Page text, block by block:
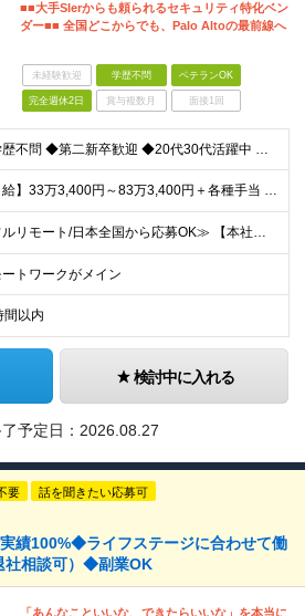
■■大手SIerからも頼られるセキュリティ特化ベン
ダー■■ 全国どこからでも、Palo Altoの最前線へ
未経験歓迎 学歴不問 ベテランOK
完全週休2日 賞与複数月 面接1回
◆学歴不問 ◆第二新卒歓迎 ◆20代30代活躍中 【必須要件】 ・CCNA等のネットワーク基礎知識をお持ちの方 ・IT機器や構築の基礎知識がある方 ＜求める人物像＞ ◇技術寄りの仕事を究めたい方
【月給】33万3,400円～83万3,400円＋各種手当 ※経験・年齢を考慮の上、決定します。 ※月給額には20時間相当（39,600円～98,400円）のみなし残業手当を含みます。 ※超過分は別途
≪フルリモート/日本全国から応募OK≫ 【本社】 東京都新宿区下宮比町2-26 KDX飯田橋ビル3F ※業務拡大につき、移転したばかりの新オフィス ※転勤なし。引越費用の補助あり ※週1回程度の出社
ートワークがメイン
間以内
検討中に入れる
予定日： 2026.08.27
要 話を聞きたい応募可
績100%◆ライフステージに合わせて働
社相談可）◆副業OK
「あんなこといいな、できたらいいな」を本当に